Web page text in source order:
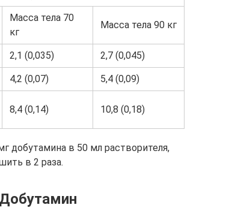
Масса тела 70
кг
Масса тела 90 кг
2,1 (0,035) 2,7 (0,045)
4,2 (0,07) 5,4 (0,09)
8,4 (0,14) 10,8 (0,18)
добутамина в 50 мл растворителя,
в 2 раза.